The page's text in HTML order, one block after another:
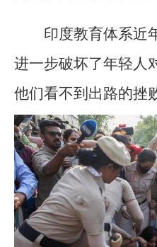
印度教育体系近
进一步破坏了年轻人
他们看不到出路的挫